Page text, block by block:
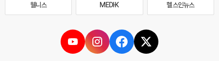
웰니스 MEDI·K 헬스인뉴스